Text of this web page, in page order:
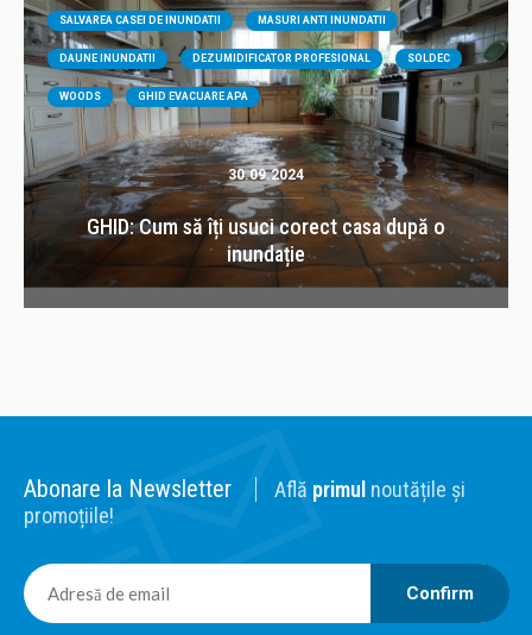
SALVAREA CASEI DE INUNDATII MASURI ANTI INUNDATII
DAUNE INUNDATII DEZUMIDIFICATOR PROFESIONAL SOLDEC
WOODS GHID EVACUARE APA
30.09.2024
GHID: Cum să îți usuci corect casa după o
inundație
Abonare la Newsletter Află primul noutățile și
promoțiile!
Confirm